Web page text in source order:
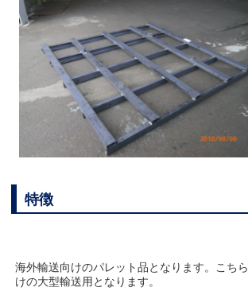
特徴
海外輸送向けのパレット品となります。こち
けの大型輸送用となります。